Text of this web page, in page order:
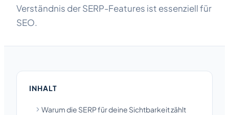
Verständnis der SERP-Features ist essenziell für
SEO.
INHALT
Warum die SERP für deine Sichtbarkeit zählt